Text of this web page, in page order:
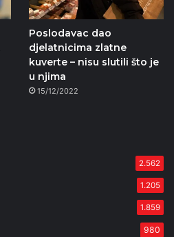
Poslodavac dao
djelatnicima zlatne
kuverte – nisu slutili što je
u njima
15/12/2022
2.562
1.205
1.859
980